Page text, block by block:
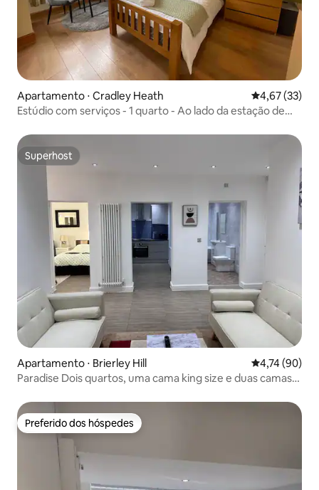
Apartamento ⋅ Cradley Heath 4,67 de uma
4,67 (33)
Estúdio com serviços - 1 quarto - Ao lado da estação de
Superhost
Superhost
Apartamento ⋅ Brierley Hill 4,74 de uma
4,74 (90)
Paradise Dois quartos, uma cama king size e duas camas
Preferido dos hóspedes
Preferido dos hóspedes